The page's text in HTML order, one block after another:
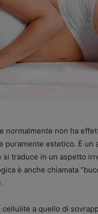
normalmente non ha
puramente estetico. È un
traduce in un aspetto
è anche chiamata
a quello di